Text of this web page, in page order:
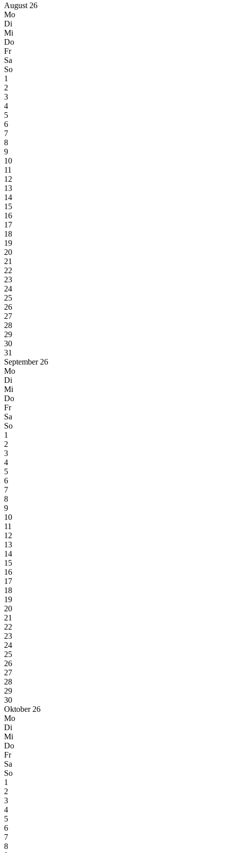
August 26
Mo
Di
Mi
Do
Fr
Sa
So
1
2
3
4
5
6
7
8
9
10
11
12
13
14
15
16
17
18
19
20
21
22
23
24
25
26
27
28
29
30
31
September 26
Mo
Di
Mi
Do
Fr
Sa
So
1
2
3
4
5
6
7
8
9
10
11
12
13
14
15
16
17
18
19
20
21
22
23
24
25
26
27
28
29
30
Oktober 26
Mo
Di
Mi
Do
Fr
Sa
So
1
2
3
4
5
6
7
8